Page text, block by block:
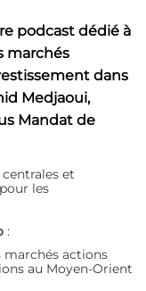
podcast dédié à
marchés
dans
Medjaoui,
Mandat de
et
les
:
marchés actions
au Moyen-Orient